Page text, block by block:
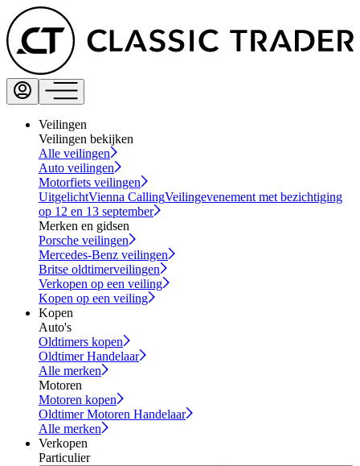
Veilingen
Veilingen bekijken
Alle veilingen
Auto veilingen
Motorfiets veilingen
UitgelichtVienna CallingVeilingevenement met bezichtiging
op 12 en 13 september
Merken en gidsen
Porsche veilingen
Mercedes-Benz veilingen
Britse oldtimerveilingen
Verkopen op een veiling
Kopen op een veiling
Kopen
Auto's
Oldtimers kopen
Oldtimer Handelaar
Alle merken
Motoren
Motoren kopen
Oldtimer Motoren Handelaar
Alle merken
Verkopen
Particulier